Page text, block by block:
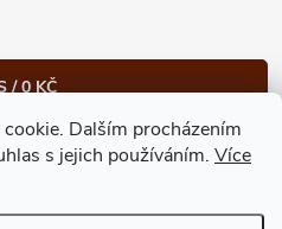
Dalším procházením
s jejich používáním. Více
/0 KČ
Bonvolo - přidej se taky